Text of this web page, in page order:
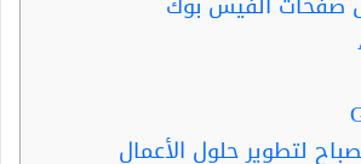
لتطوير حلول الأعمال